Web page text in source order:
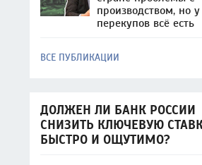
производством, но у
перекупов всё есть
ВСЕ ПУБЛИКАЦИИ
ДОЛЖЕН ЛИ БАНК РОССИИ
СНИЗИТЬ КЛЮЧЕВУЮ
БЫСТРО И ОЩУТИМО?